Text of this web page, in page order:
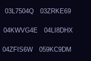
03L7504Q 03ZRKE69
04KWVG4E 04LI8DHX
04ZFIS6W 059KC9DM